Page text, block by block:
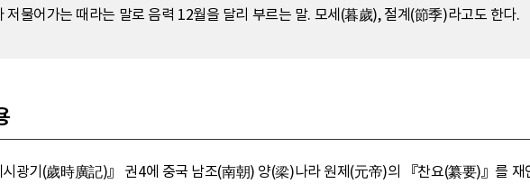
저물어가는 때라는 말로 음력 12월을 달리 부르는 말. 모세(暮歲), 절계(節季)라고도 한다.
시광기(歲時廣記)』 권4에 중국 남조(南朝) 양(梁)나라 원제(元帝)의 『찬요(纂要)』를